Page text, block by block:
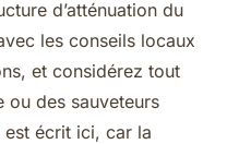
d’atténuation du
les conseils locaux
et considérez tout
ou des sauveteurs
écrit ici, car la